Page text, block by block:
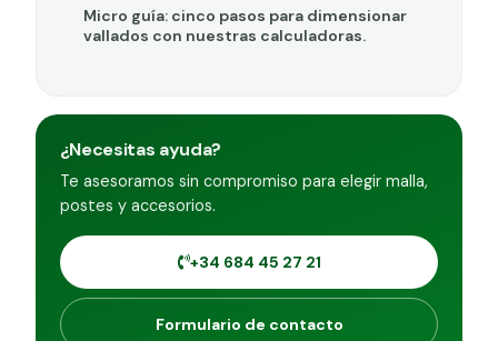
Micro guía: cinco pasos para dimensionar
vallados con nuestras calculadoras.
¿Necesitas ayuda?
Te asesoramos sin compromiso para elegir malla,
postes y accesorios.
+34 684 45 27 21
Formulario de contacto